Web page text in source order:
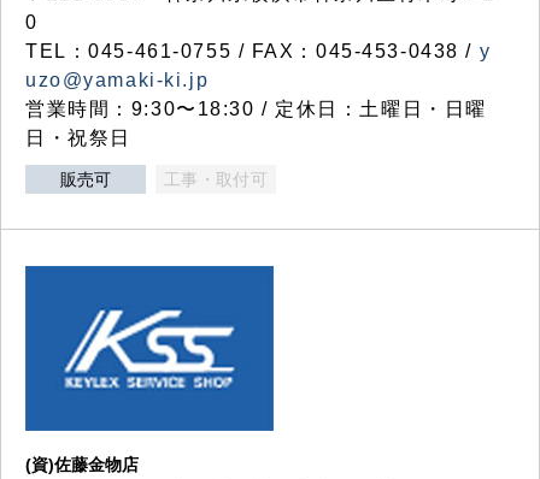
0
TEL：045-461-0755 / FAX：045-453-0438 / y
uzo@yamaki-ki.jp
営業時間：9:30〜18:30 / 定休日：土曜日・日曜
日・祝祭日
販売可 工事・取付可
(資)佐藤金物店